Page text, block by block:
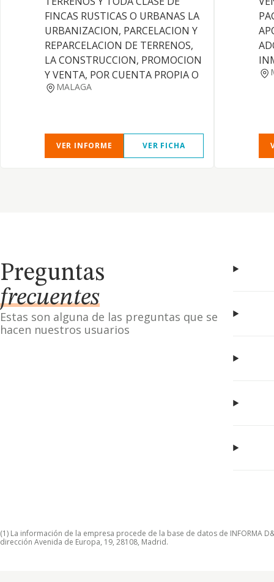
FINCAS RUSTICAS O URBANAS LA
URBANIZACION, PARCELACION Y
REPARCELACION DE TERRENOS,
LA CONSTRUCCION, PROMOCION
Y VENTA, POR CUENTA PROPIA O
MALAGA
VER INFORME VER FICHA
Preguntas
frecuentes
Estas son alguna de las preguntas que se
hacen nuestros usuarios
(1) La información de la empresa procede de la base de datos de INFORMA
dirección Avenida de Europa, 19, 28108, Madrid.